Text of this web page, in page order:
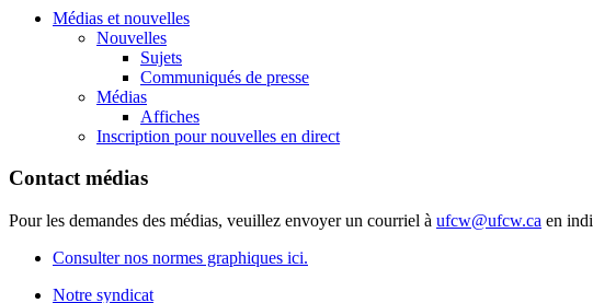
Médias et nouvelles
Nouvelles
Sujets
Communiqués de presse
Médias
Affiches
Inscription pour nouvelles en direct
Contact médias
Pour les demandes des médias, veuillez envoyer un courriel à ufcw@ufcw.ca en
Consulter nos normes graphiques ici.
Notre syndicat